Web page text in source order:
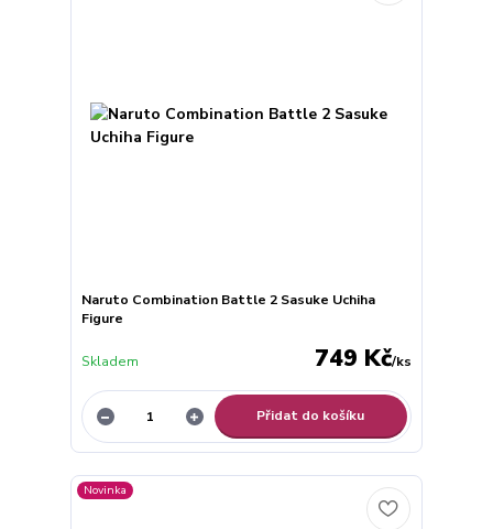
Naruto Combination Battle 2 Sasuke Uchiha
Figure
749 Kč/ks
Skladem
Přidat do košíku
Novinka